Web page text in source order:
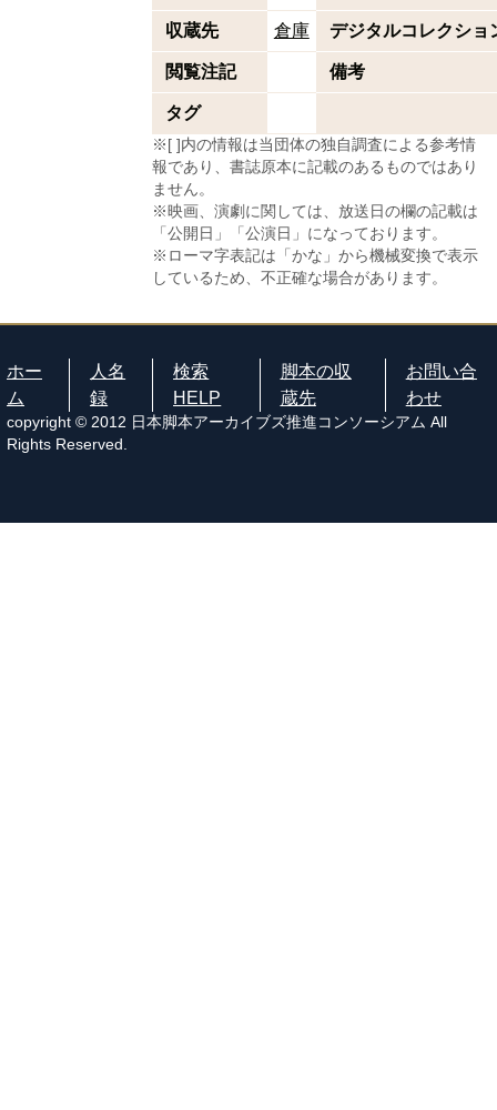
収蔵先 倉庫 デジタルコレクショ
閲覧注記 備考
タグ
※[ ]内の情報は当団体の独自調査による参考情
報であり、書誌原本に記載のあるものではあり
ません。
※映画、演劇に関しては、放送日の欄の記載は
「公開日」「公演日」になっております。
※ローマ字表記は「かな」から機械変換で表示
しているため、不正確な場合があります。
ホー
ム
人名
録
検索
HELP
脚本の収
蔵先
お問い合
わせ
copyright © 2012 日本脚本アーカイブズ推進コンソーシアム All
Rights Reserved.